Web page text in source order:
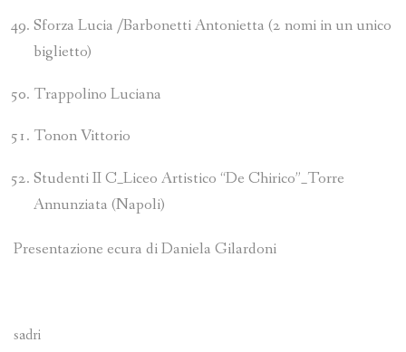
Sforza Lucia /Barbonetti Antonietta (2 nomi in un unico
biglietto)
Trappolino Luciana
Tonon Vittorio
Studenti II C_Liceo Artistico “De Chirico”_Torre
Annunziata (Napoli)
Presentazione ecura di Daniela Gilardoni
sadri